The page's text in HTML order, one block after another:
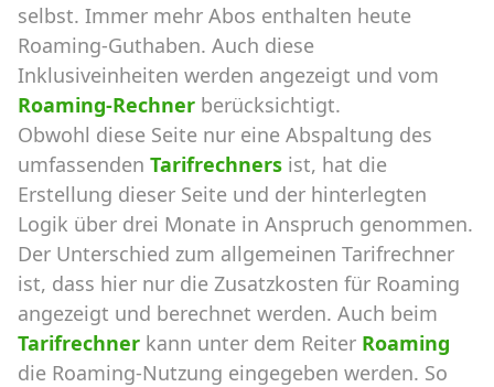
selbst. Immer mehr Abos enthalten heute
Roaming-Guthaben. Auch diese
Inklusiveinheiten werden angezeigt und vom
Roaming-Rechner berücksichtigt.
Obwohl diese Seite nur eine Abspaltung des
umfassenden Tarifrechners ist, hat die
Erstellung dieser Seite und der hinterlegten
Logik über drei Monate in Anspruch genommen.
Der Unterschied zum allgemeinen Tarifrechner
ist, dass hier nur die Zusatzkosten für Roaming
angezeigt und berechnet werden. Auch beim
Tarifrechner kann unter dem Reiter Roaming
die Roaming-Nutzung eingegeben werden. So